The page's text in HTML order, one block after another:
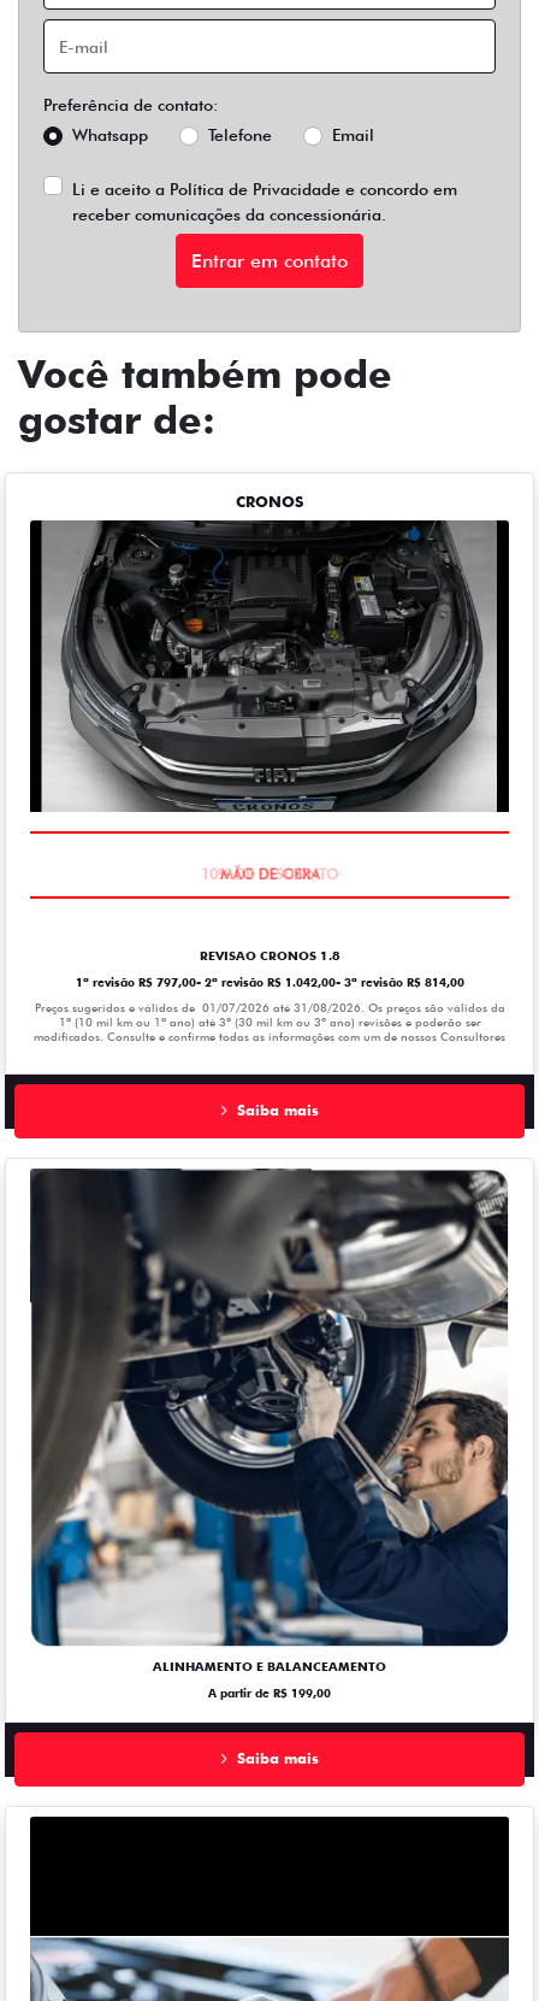
Preferência de contato:
Whatsapp
Telefone Email
Li e aceito a Política de Privacidade e concordo em
receber comunicações da concessionária.
Entrar em contato
Você também pode
gostar de:
CRONOS
REVISAO CRONOS 1.8
1ª revisão R$ 797,00- 2ª revisão R$ 1.042,00- 3ª revisão R$ 814,00
Preços sugeridos e válidos de 01/07/2026 até 31/08/2026. Os preços são válidos da
1º (10 mil km ou 1ª ano) até 3º (30 mil km ou 3º ano) revisões e poderão ser
modificados. Consulte e confirme todas as informações com um de nossos Consultores
Saiba mais
ALINHAMENTO E BALANCEAMENTO
A partir de R$ 199,00
Saiba mais